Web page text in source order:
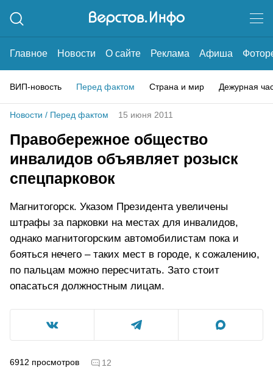
Главное Новости О сайте Реклама Афиша
ВИП-новость Перед фактом Страна и мир Дежурная
Новости / Перед фактом 15 июня 2011
Правобережное общество
инвалидов объявляет розыск
спецпарковок
Магнитогорск. Указом Президента увеличены
штрафы за парковки на местах для инвалидов,
однако магнитогорским автомобилистам пока и
бояться нечего – таких мест в городе, к сожалению,
по пальцам можно пересчитать. Зато стоит
опасаться должностным лицам.
6912 просмотров 12